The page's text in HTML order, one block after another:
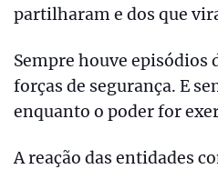
partilharam e dos que
Sempre houve episódios
forças de segurança. E
enquanto o poder for
A reação das entidades